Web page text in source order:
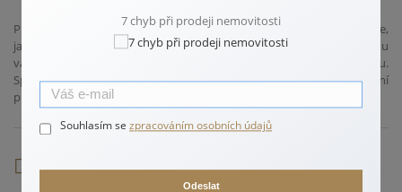
Prodat byt s hypotékou opravdu není žádná věda, pokud přesně víte,
jak na to. Chcete mít stoprocentní jistotu a znát aktuální tržní cenu
vaší nemovitosti? Využijte kontakty uvedené na tomto webu.
Společně probereme vaši situaci a najdeme to nejbezpečnější řešení
pro váš nový začátek.
Autor
7 chyb při prodeji nemovitosti
Souhlasím se zpracováním osobních údajů
Odeslat